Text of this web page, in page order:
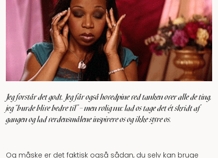
Jeg forstår det godt. Jeg får også hovedpine ved tanken over alle de ting,
jeg "burde blive bedre til” – men rolig nu: lad os tage det ét skridt af
gangen og lad verdensmålene inspirere os og ikke styre os.
Og måske er det faktisk også sådan, du selv kan bruge